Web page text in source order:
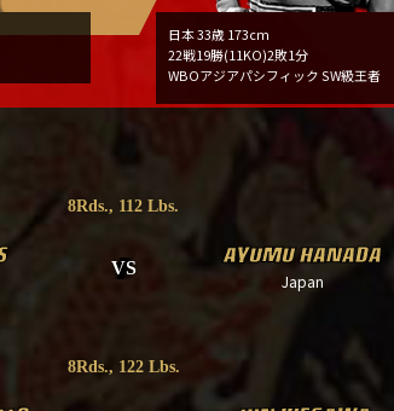
日本 33歳 173cm
22戦19勝(11KO)2敗1分
WBOアジアパシフィック SW級王者
8Rds., 112 Lbs.
VS
AYUMU HANADA
Japan
8Rds., 122 Lbs.